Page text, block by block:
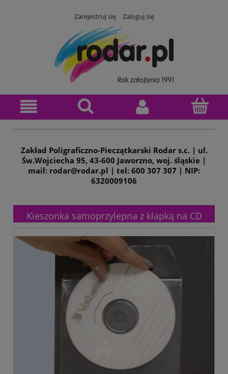
Zarejestruj się Zaloguj się
Zakład Poligraficzno-Pieczątkarski Rodar s.c. | ul.
Św.Wojciecha 95, 43-600 Jaworzno, woj. śląskie |
mail: rodar@rodar.pl | tel: 600 307 307 | NIP:
6320009106
Kieszonka samoprzylepna z klapką na CD